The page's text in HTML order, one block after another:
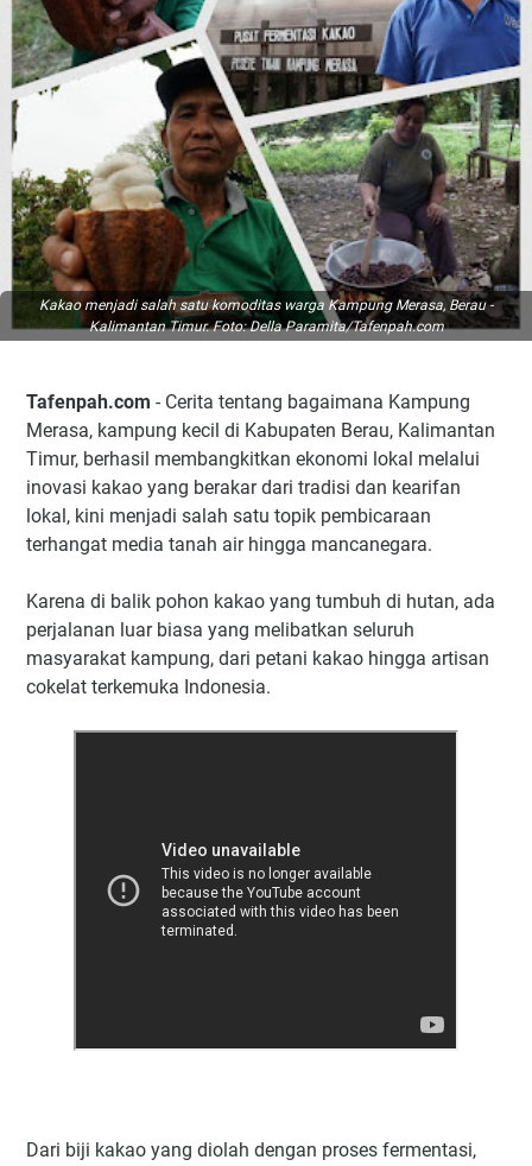
Kakao menjadi salah satu komoditas warga Kampung Merasa, Berau -
Kalimantan Timur. Foto: Della Paramita/Tafenpah.com
Tafenpah.com - Cerita tentang bagaimana Kampung
Merasa, kampung kecil di Kabupaten Berau, Kalimantan
Timur, berhasil membangkitkan ekonomi lokal melalui
inovasi kakao yang berakar dari tradisi dan kearifan
lokal, kini menjadi salah satu topik pembicaraan
terhangat media tanah air hingga mancanegara.
Karena di balik pohon kakao yang tumbuh di hutan, ada
perjalanan luar biasa yang melibatkan seluruh
masyarakat kampung, dari petani kakao hingga artisan
cokelat terkemuka Indonesia.
Dari biji kakao yang diolah dengan proses fermentasi,